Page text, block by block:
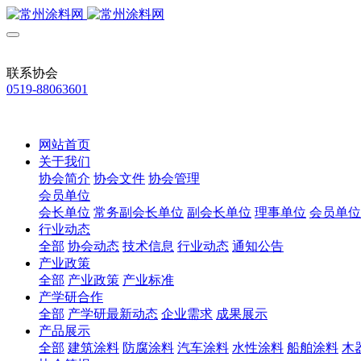
联系协会
0519-88063601
网站首页
关于我们
协会简介 协会文件 协会管理
会员单位
会长单位 常务副会长单位 副会长单位 理事单位 会员单位
行业动态
全部 协会动态 技术信息 行业动态 通知公告
产业政策
全部 产业政策 产业标准
产学研合作
全部 产学研最新动态 企业需求 成果展示
产品展示
全部 建筑涂料 防腐涂料 汽车涂料 水性涂料 船舶涂料 木